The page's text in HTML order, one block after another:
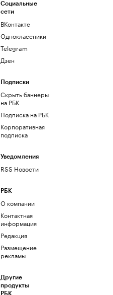
Социальные
сети
ВКонтакте
Одноклассники
Telegram
Дзен
Подписки
Скрыть баннеры
на РБК
Подписка на РБК
Корпоративная
подписка
Уведомления
RSS Новости
РБК
О компании
Контактная
информация
Редакция
Размещение
рекламы
Другие
продукты
РБК